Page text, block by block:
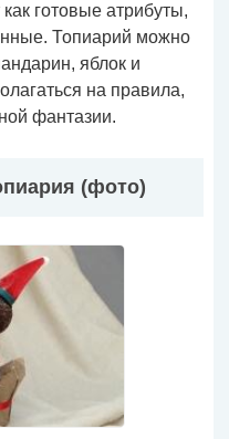
готовые атрибуты,
Топиарий можно
яблок и
на правила,
фантазии.
(фото)